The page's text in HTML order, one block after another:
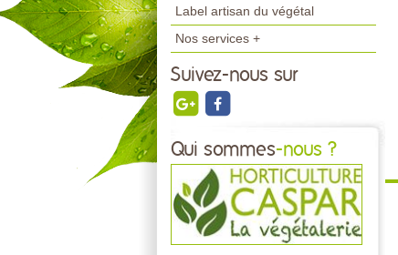
Label artisan du végétal
Nos services +
Suivez-nous sur
Qui sommes-nous ?